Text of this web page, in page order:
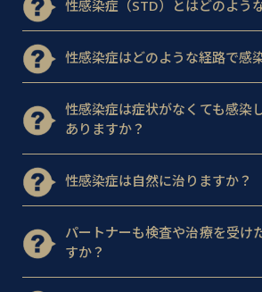
性感染症（STD）とはどのよう
性感染症はどのような経路で感
性感染症は症状がなくても感染
ありますか？
性感染症は自然に治りますか？
パートナーも検査や治療を受け
すか？